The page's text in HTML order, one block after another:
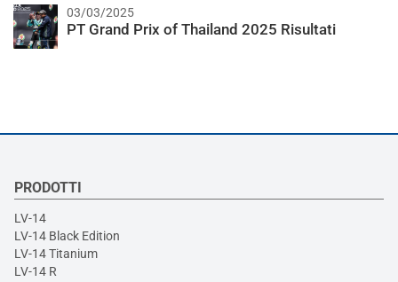
03/03/2025
PT Grand Prix of Thailand 2025 Risultati
PRODOTTI
LV-14
LV-14 Black Edition
LV-14 Titanium
LV-14 R